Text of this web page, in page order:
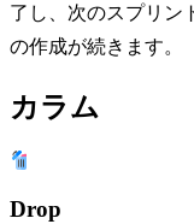
了し、次のスプリン
の作成が続きます。
カラム
Drop